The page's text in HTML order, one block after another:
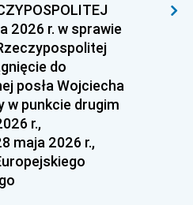
2026 r. w sprawie
do
posła Wojciecha
w punkcie drugim
r.,
maja 2026 r.,